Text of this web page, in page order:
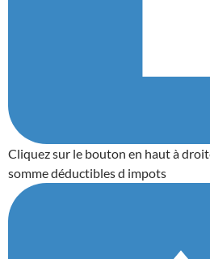
Cliquez sur le bouton en haut à
somme déductibles d impots